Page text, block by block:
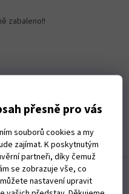
přesně pro vás
souborů cookies a my
zajímat. K poskytnutým
partneři, díky čemuž
se zobrazuje vše, co
nastavení upravit
zabaleno!!
5 z 5 hvězdiček.
Zobrazit další hodnocení